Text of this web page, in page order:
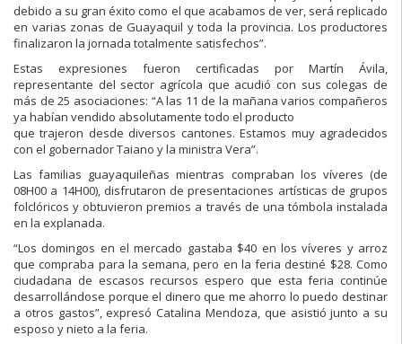
debido a su gran éxito como el que acabamos de ver, será replicado
en varias zonas de Guayaquil y toda la provincia. Los productores
finalizaron la jornada totalmente satisfechos”.
Estas expresiones fueron certificadas por Martín Ávila,
representante del sector agrícola que acudió con sus colegas de
más de 25 asociaciones: “A las 11 de la mañana varios compañeros
ya habían vendido absolutamente todo el producto
que trajeron desde diversos cantones. Estamos muy agradecidos
con el gobernador Taiano y la ministra Vera”.
Las familias guayaquileñas mientras compraban los víveres (de
08H00 a 14H00), disfrutaron de presentaciones artísticas de grupos
folclóricos y obtuvieron premios a través de una tómbola instalada
en la explanada.
“Los domingos en el mercado gastaba $40 en los víveres y arroz
que compraba para la semana, pero en la feria destiné $28. Como
ciudadana de escasos recursos espero que esta feria continúe
desarrollándose porque el dinero que me ahorro lo puedo destinar
a otros gastos”, expresó Catalina Mendoza, que asistió junto a su
esposo y nieto a la feria.